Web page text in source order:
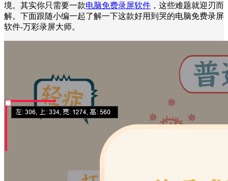
境。其实你只需要一款电脑免费录屏软件 ，这些难题就迎刃而
解。下面跟随小编一起了解一下这款好用到哭的电脑免费录屏
软件-万彩录屏大师。